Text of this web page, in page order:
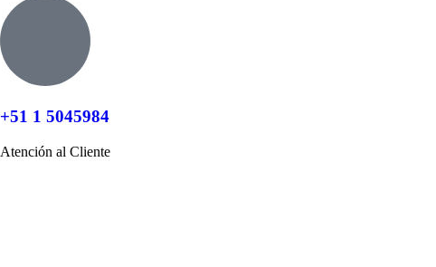
+51 1 5045984
Atención al Cliente